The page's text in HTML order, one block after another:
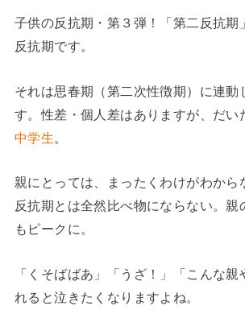
子供の反抗期・第３弾！「第二反抗期
反抗期です。
それは思春期（第二次性徴期）に連動
す。性差・個人差はありますが、だい
中学生。
親にとっては、まったくわけがわから
反抗期とは全然比べ物にならない。親
もピークに。
「くそばばあ」「うざ！」「こんな
れると泣きたくなりますよね。